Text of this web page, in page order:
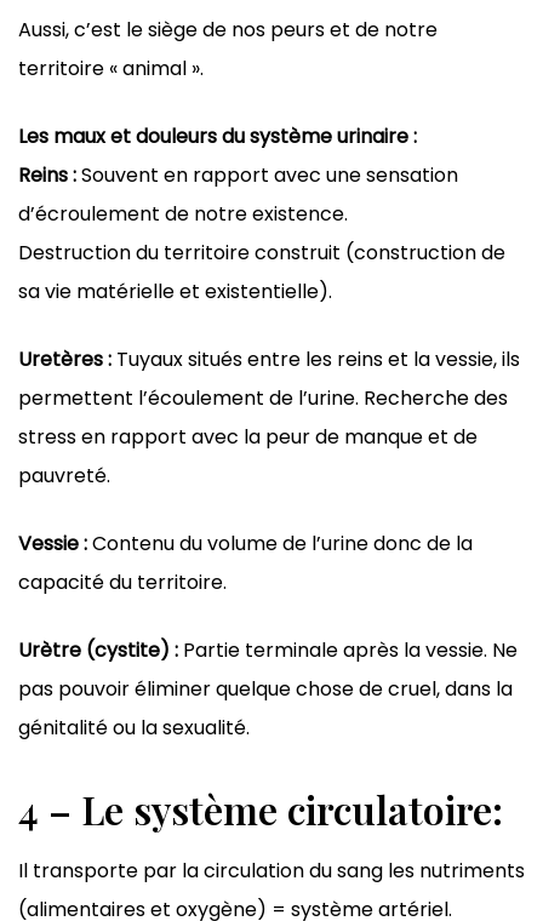
Aussi, c’est le siège de nos peurs et de notre
territoire « animal ».
Les maux et douleurs du système urinaire :
Reins :Souvent en rapport avec une sensation
d’écroulement de notre existence.
Destruction du territoire construit (construction de
sa vie matérielle et existentielle).
Uretères : Tuyaux situés entre les reins et la vessie, ils
permettent l’écoulement de l’urine. Recherche des
stress en rapport avec la peur de manque et de
pauvreté.
Vessie :Contenu du volume de l’urine donc de la
capacité du territoire.
Urètre (cystite) : Partie terminale après la vessie. Ne
pas pouvoir éliminer quelque chose de cruel, dans la
génitalité ou la sexualité.
4 – Le système circulatoire:
Il transporte par la circulation du sang les nutriments
(alimentaires et oxygène) = système artériel.